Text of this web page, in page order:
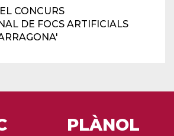
CONCURS
DE FOCS ARTIFICIALS
PLÀNOL